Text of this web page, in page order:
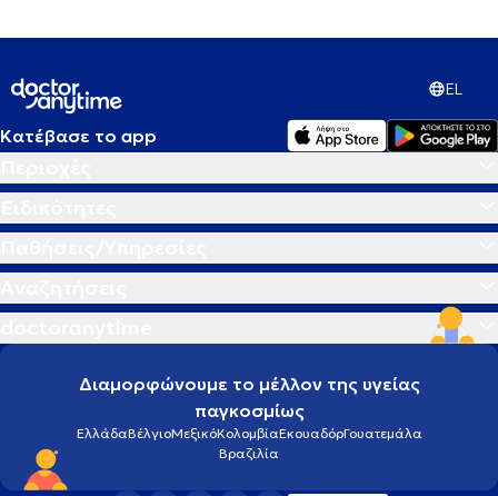
EL
Κατέβασε το app
Διαμορφώνουμε το μέλλον της υγείας
παγκοσμίως
ΕλλάδαΒέλγιοΜεξικόΚολομβίαΕκουαδόρΓουατεμάλα
Βραζιλία